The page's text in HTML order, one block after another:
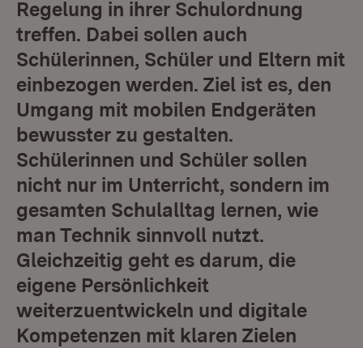
Regelung in ihrer Schulordnung
treffen. Dabei sollen auch
Schülerinnen, Schüler und Eltern mit
einbezogen werden. Ziel ist es, den
Umgang mit mobilen Endgeräten
bewusster zu gestalten.
Schülerinnen und Schüler sollen
nicht nur im Unterricht, sondern im
gesamten Schulalltag lernen, wie
man Technik sinnvoll nutzt.
Gleichzeitig geht es darum, die
eigene Persönlichkeit
weiterzuentwickeln und digitale
Kompetenzen mit klaren Zielen